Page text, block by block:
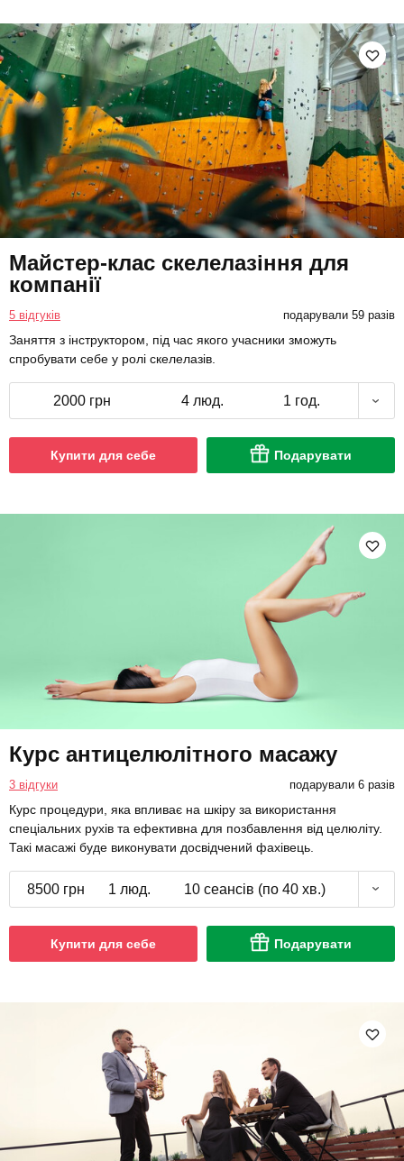
Майстер-клас скелелазіння для
компанії
5 відгуків подарували 59 разів
Заняття з інструктором, під час якого учасники зможуть
спробувати себе у ролі скелелазів.
2000 грн 4 люд. 1 год.
Купити для себе Подарувати
Курс антицелюлітного масажу
3 відгуки подарували 6 разів
Курс процедури, яка впливає на шкіру за використання
спеціальних рухів та ефективна для позбавлення від целюліту.
Такі масажі буде виконувати досвідчений фахівець.
8500 грн 1 люд. 10 сеансів (по 40 хв.)
Купити для себе Подарувати